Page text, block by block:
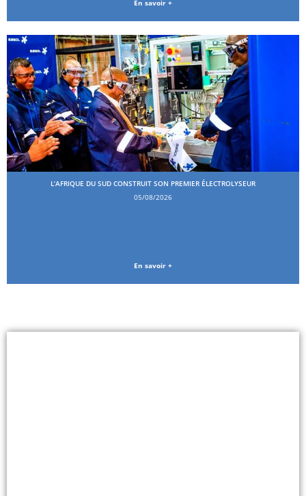
En savoir +
L’AFRIQUE DU SUD CONSTRUIT SON PREMIER ÉLECTROLYSEUR
05/08/2026
En savoir +